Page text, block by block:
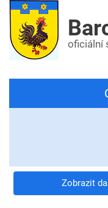
oficiální
Zobrazit